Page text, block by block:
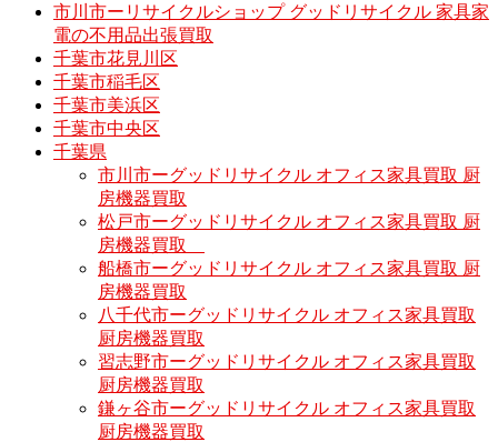
市川市ーリサイクルショップ グッドリサイクル 家具家
電の不用品出張買取
千葉市花見川区
千葉市稲毛区
千葉市美浜区
千葉市中央区
千葉県
市川市ーグッドリサイクル オフィス家具買取 厨
房機器買取
松戸市ーグッドリサイクル オフィス家具買取 厨
房機器買取
船橋市ーグッドリサイクル オフィス家具買取 厨
房機器買取
八千代市ーグッドリサイクル オフィス家具買取
厨房機器買取
習志野市ーグッドリサイクル オフィス家具買取
厨房機器買取
鎌ヶ谷市ーグッドリサイクル オフィス家具買取
厨房機器買取